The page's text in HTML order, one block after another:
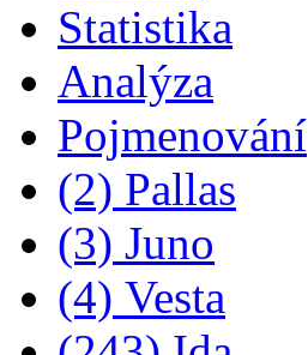
Statistika
Analýza
Pojmenování
(2) Pallas
(3) Juno
(4) Vesta